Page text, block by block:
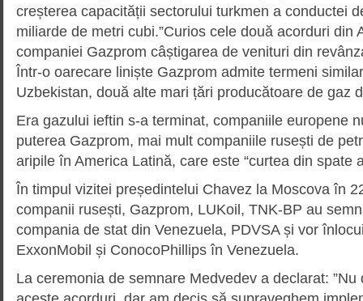
creșterea capacității sectorului turkmen a conductei
miliarde de metri cubi.”Curios cele două acorduri din
companiei Gazprom câștigarea de venituri din
Într-o oarecare liniște Gazprom admite termeni
Uzbekistan, două alte mari țări producătoare de gaz
Era gazului ieftin s-a terminat, companiile europene
puterea Gazprom, mai mult companiile rusești de
aripile în America Latină, care este “curtea din spate
În timpul vizitei președintelui Chavez la Moscova în
companii rusești, Gazprom, LUKoil, TNK-BP au
compania de stat din Venezuela, PDVSA și vor
ExxonMobil și ConocoPhillips în Venezuela.
La ceremonia de semnare Medvedev a declarat: